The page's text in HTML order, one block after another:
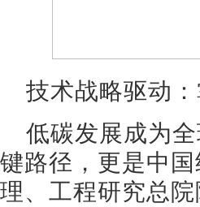
技术战略驱动
低碳发展成为
键路径，更是中
理、工程研究总